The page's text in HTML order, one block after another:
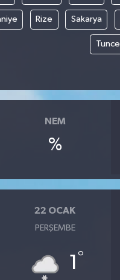
Rize Sakarya
NEM
%
22 OCAK
PERŞEMBE
1 °